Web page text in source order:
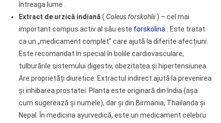
întreaga lume
Extract de urzică indiană ( Coleus forskohlii) – cel mai
important compus activ al său este forskolina . Este tratat
ca un „medicament complet” care ajută la diferite afecțiuni.
Este recomandat în special în bolile cardiovasculare,
tulburările sistemului digestiv, obezitatea și hipertensiunea.
Are proprietăți diuretice. Extractul indirect ajută la prevenirea
și inhibarea prostatei. Planta este originară din India (așa
cum sugerează și numele), dar și din Birmania, Thailanda și
Nepal. În medicina ayurvedică, este un medicament celebru